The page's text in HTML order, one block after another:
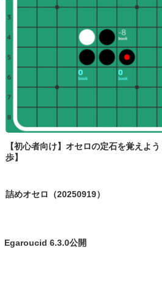
【初心者向け】オセロの定石を覚えよ
歩】
詰めオセロ（20250919）
Egaroucid 6.3.0公開